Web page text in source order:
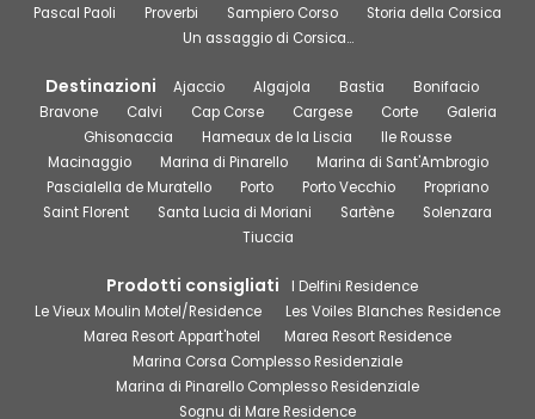
Pascal Paoli
Proverbi Sampiero Corso
Storia della Corsica
Un assaggio di Corsica…
Destinazioni Ajaccio Algajola Bastia
Bonifacio
Bravone
Calvi Cap Corse Cargese Corte
Galeria
Ghisonaccia
Hameaux de la Liscia
Ile Rousse
Macinaggio
Marina di Pinarello
Marina di Sant'Ambrogio
Pascialella de Muratello
Porto Porto Vecchio
Propriano
Saint Florent
Santa Lucia di Moriani Sartène
Solenzara
Tiuccia
Prodotti consigliati
I Delfini Residence
Le Vieux Moulin Motel/Residence
Les Voiles Blanches Residence
Marea Resort Appart'hotel
Marea Resort Residence
Marina Corsa Complesso Residenziale
Marina di Pinarello Complesso Residenziale
Sognu di Mare Residence